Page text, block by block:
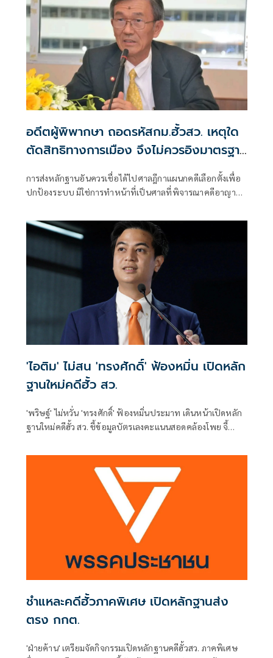
อดีตผู้พิพากษา ถอดรหัสกม.ฮั้วสว. เหตุใด
ตัดสิทธิทางการเมือง จึงไม่ควรอิงมาตรฐาน
เดียวกับคดีอาญา
การส่งหลักฐานอันควรเชื่อได้ไปศาลฎีกาแผนกคดีเลือกตั้งเพื่อ
ปกป้องระบบ มิใช่การทำหน้าที่เป็นศาลที่พิจารณาคดีอาญา
'ไอติม' ไม่สน 'ทรงศักดิ์' ฟ้องหมิ่น เปิดหลัก
ฐานใหม่คดีฮั้ว สว.
'พริษฐ์' ไม่หวั่น 'ทรงศักดิ์' ฟ้องหมิ่นประมาท เดินหน้าเปิดหลัก
ฐานใหม่คดีฮั้ว สว. ชี้ข้อมูลบัตรเลงคะแนนสอดคล้องโพย จี้
ชำแหละคดีฮั้วภาคพิเศษ เปิดหลักฐานส่ง
ตรง กกต.
'ฝ่ายค้าน' เตรียมจัดกิจกรรมเปิดหลักฐานคดีฮั้วสว. ภาคพิเศษ